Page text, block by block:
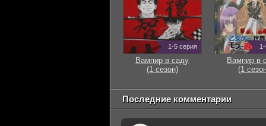
1-5 серия
Вампир в саду
(1 сезон)
Вампир в
(1
Последние комментарии